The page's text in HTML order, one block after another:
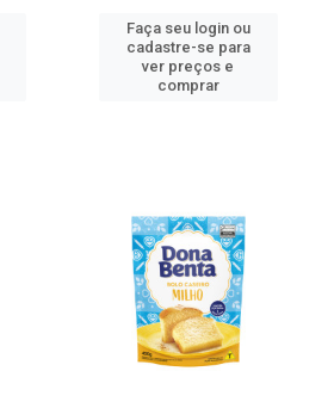
Faça seu login ou
cadastre-se para
ver preços e
comprar